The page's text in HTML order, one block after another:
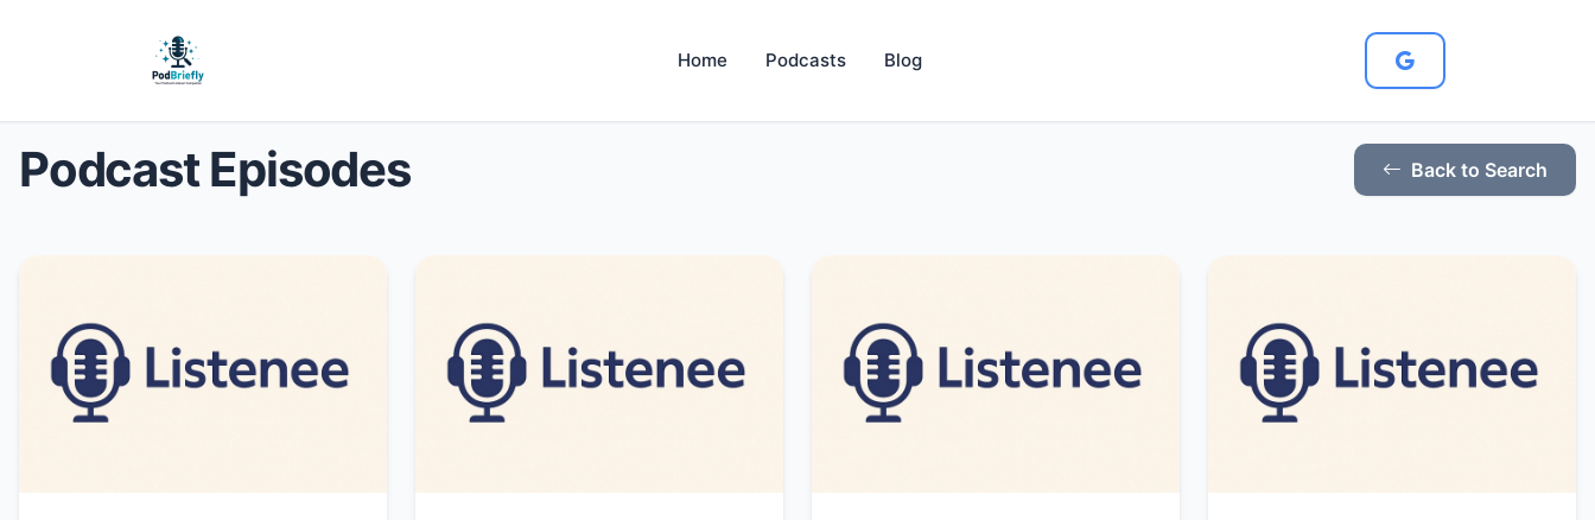
Home Podcasts Blog
Podcast Episodes Back to Search